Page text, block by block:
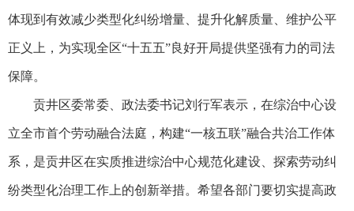
体现到有效减少类型化纠纷增量、提升化解质量、维护公平
正义上，为实现全区“十五五”良好开局提供坚强有力的司法
保障。
贡井区委常委、政法委书记刘行军表示，在综治中心设
立全市首个劳动融合法庭，构建“一核五联”融合共治工作体
系，是贡井区在实质推进综治中心规范化建设、探索劳动纠
纷类型化治理工作上的创新举措。希望各部门要切实提高政